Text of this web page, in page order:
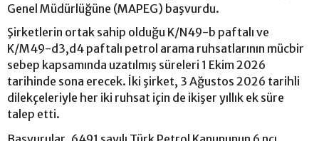
Genel Müdürlüğüne (MAPEG) başvurdu.
Şirketlerin ortak sahip olduğu K/N49-b paftalı ve
K/M49-d3,d4 paftalı petrol arama ruhsatlarının mücbir
sebep kapsamında uzatılmış süreleri 1 Ekim 2026
tarihinde sona erecek. İki şirket, 3 Ağustos 2026 tarihli
dilekçeleriyle her iki ruhsat için de ikişer yıllık ek süre
talep etti.